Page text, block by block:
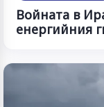
Войната в
енергийния